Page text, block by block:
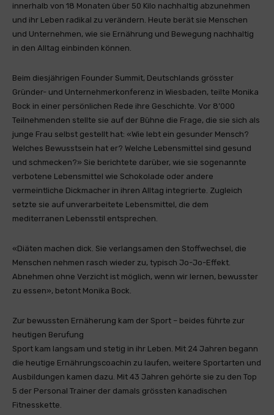
innerhalb von 18 Monaten über 50 Kilo nachhaltig abzunehmen
und ihr Leben radikal zu verändern. Heute berät sie Menschen
und Unternehmen, wie sie Ernährung und Bewegung nachhaltig
in den Alltag einbinden können.
Beim diesjährigen Founder Summit, Deutschlands grösster
Gründer- und Unternehmerkonferenz in Wiesbaden, teilte Monika
Bock in einer persönlichen Rede ihre Geschichte. Vor 8’000
Teilnehmenden stellte sie auf der Bühne die Frage, die sie sich als
junge Frau selbst gestellt hat: «Wie lebt ein gesunder Mensch?
Welches Bewusstsein hat er? Welche Lebensmittel sind gesund
und schmecken?» Sie berichtete darüber, wie sie sogenannte
verbotene Lebensmittel wie Schokolade oder andere
vermeintliche Dickmacher in ihren Alltag integrierte. Zugleich
setzte sie auf unverarbeitete Lebensmittel, die dem
mediterranen Lebensstil entsprechen.
«Diäten machen dick. Sie verlangsamen den Stoffwechsel, die
Menschen nehmen rasch wieder zu, typisch Jo-Jo-Effekt.
Abnehmen ohne Verzicht ist möglich, wenn wir lernen, bewusster
zu essen», betont Monika Bock.
Zur bewussten Ernäherung kam der Sport – beides führte zur
heutigen Berufung
Sport kam langsam und stetig in ihr Leben. Mit 24 Jahren begann
die heutige Ernährungscoachin zu laufen, weitere Sportarten und
Ausbildungen kamen dazu. Mit 43 Jahren gehörte sie zu den Top
5 der Personal Trainer der damals grössten kanadischen
Fitnesskette.